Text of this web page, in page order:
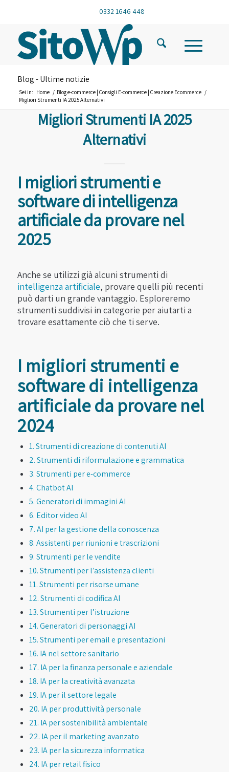
0332 1646 448
Blog - Ultime notizie
Sei in: Home / Blog e-commerce | Consigli E-commerce | Creazione Ecommerce /
Migliori Strumenti IA 2025 Alternativi
Migliori Strumenti IA 2025
Alternativi
I migliori strumenti e
software di intelligenza
artificiale da provare nel
2025
Anche se utilizzi già alcuni strumenti di
intelligenza artificiale, provare quelli più recenti
può darti un grande vantaggio. Esploreremo
strumenti suddivisi in categorie per aiutarti a
trovare esattamente ciò che ti serve.
I migliori strumenti e
software di intelligenza
artificiale da provare nel
2024
1. Strumenti di creazione di contenuti AI
2. Strumenti di riformulazione e grammatica
3. Strumenti per e-commerce
4. Chatbot AI
5. Generatori di immagini AI
6. Editor video AI
7. AI per la gestione della conoscenza
8. Assistenti per riunioni e trascrizioni
9. Strumenti per le vendite
10. Strumenti per l’assistenza clienti
11. Strumenti per risorse umane
12. Strumenti di codifica AI
13. Strumenti per l’istruzione
14. Generatori di personaggi AI
15. Strumenti per email e presentazioni
16. IA nel settore sanitario
17. IA per la finanza personale e aziendale
18. IA per la creatività avanzata
19. IA per il settore legale
20. IA per produttività personale
21. IA per sostenibilità ambientale
22. IA per il marketing avanzato
23. IA per la sicurezza informatica
24. IA per retail fisico